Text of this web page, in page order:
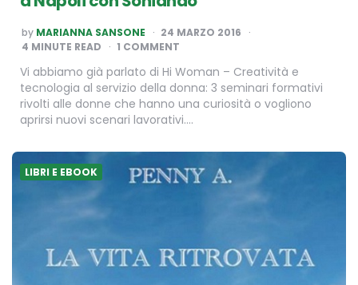
POSTED
BY
by MARIANNA SANSONE
24 MARZO 2016
4 MINUTE READ 1 COMMENT
Vi abbiamo già parlato di Hi Woman – Creatività e
tecnologia al servizio della donna: 3 seminari formativi
rivolti alle donne che hanno una curiosità o vogliono
aprirsi nuovi scenari lavorativi….
LIBRI E EBOOK